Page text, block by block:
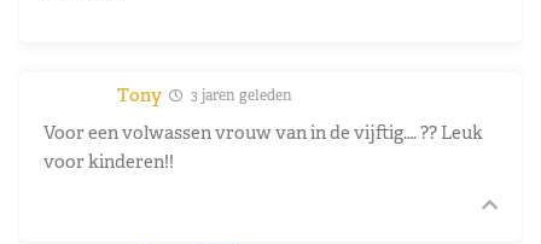
Tony 3 jaren geleden
Voor een volwassen vrouw van in de vijftig…. ?? Leuk
voor kinderen!!